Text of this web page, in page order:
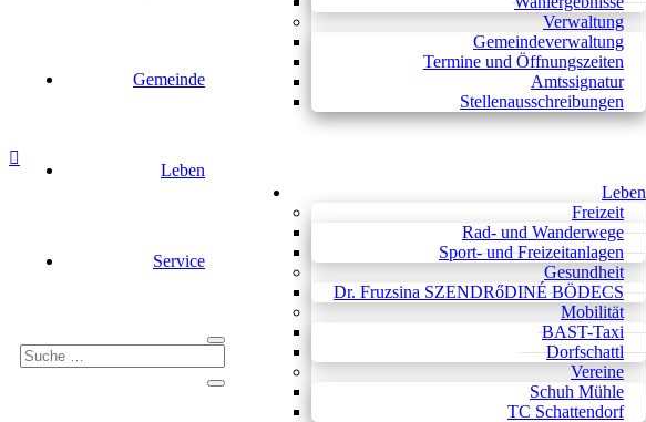

Gemeinde
Leben
Service
Verwaltung
Gemeindeverwaltung
Termine und Öffnungszeiten
Amtssignatur
Stellenausschreibungen
Leben
Freizeit
Rad- und Wanderwege
Sport- und Freizeitanlagen
Gesundheit
Dr. Fruzsina SZENDRőDINÉ BÖDECS
Mobilität
BAST-Taxi
Dorfschattl
Vereine
Schuh Mühle
TC Schattendorf